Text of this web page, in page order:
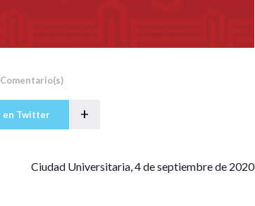
en Twitter +
Ciudad Universitaria, 4 de septiembre de 2020